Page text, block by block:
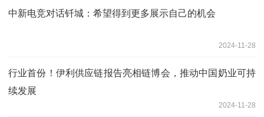
中新电竞对话钎城：希望得到更多展示自己的机会
2024-11-28
行业首份！伊利供应链报告亮相链博会，推动中国奶业可持
续发展
2024-11-28